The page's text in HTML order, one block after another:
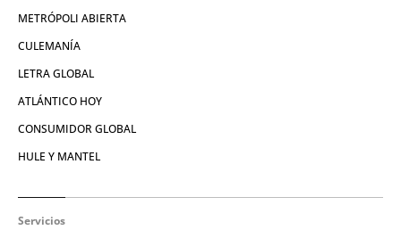
METRÓPOLI ABIERTA
CULEMANÍA
LETRA GLOBAL
ATLÁNTICO HOY
CONSUMIDOR GLOBAL
HULE Y MANTEL
Servicios